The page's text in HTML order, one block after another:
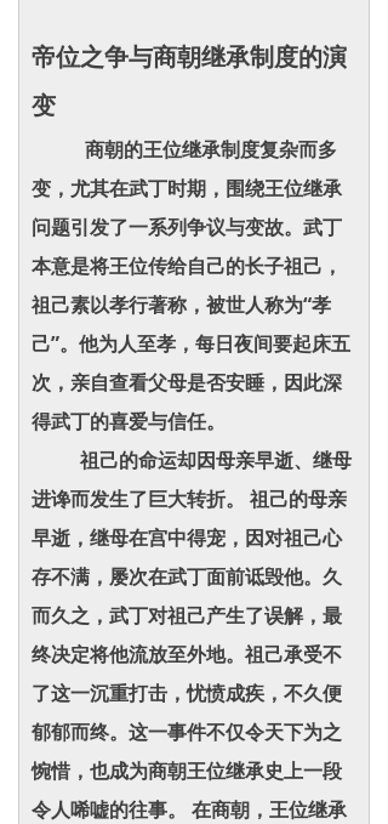
帝位之争与商朝继承制度的演
变
商朝的王位继承制度复杂而多
变，尤其在武丁时期，围绕王位继承
问题引发了一系列争议与变故。武丁
本意是将王位传给自己的长子祖己，
祖己素以孝行著称，被世人称为“孝
己”。他为人至孝，每日夜间要起床五
次，亲自查看父母是否安睡，因此深
得武丁的喜爱与信任。
祖己的命运却因母亲早逝、继母
进谗而发生了巨大转折。 祖己的母亲
早逝，继母在宫中得宠，因对祖己心
存不满，屡次在武丁面前诋毁他。久
而久之，武丁对祖己产生了误解，最
终决定将他流放至外地。祖己承受不
了这一沉重打击，忧愤成疾，不久便
郁郁而终。这一事件不仅令天下为之
惋惜，也成为商朝王位继承史上一段
令人唏嘘的往事。 在商朝，王位继承